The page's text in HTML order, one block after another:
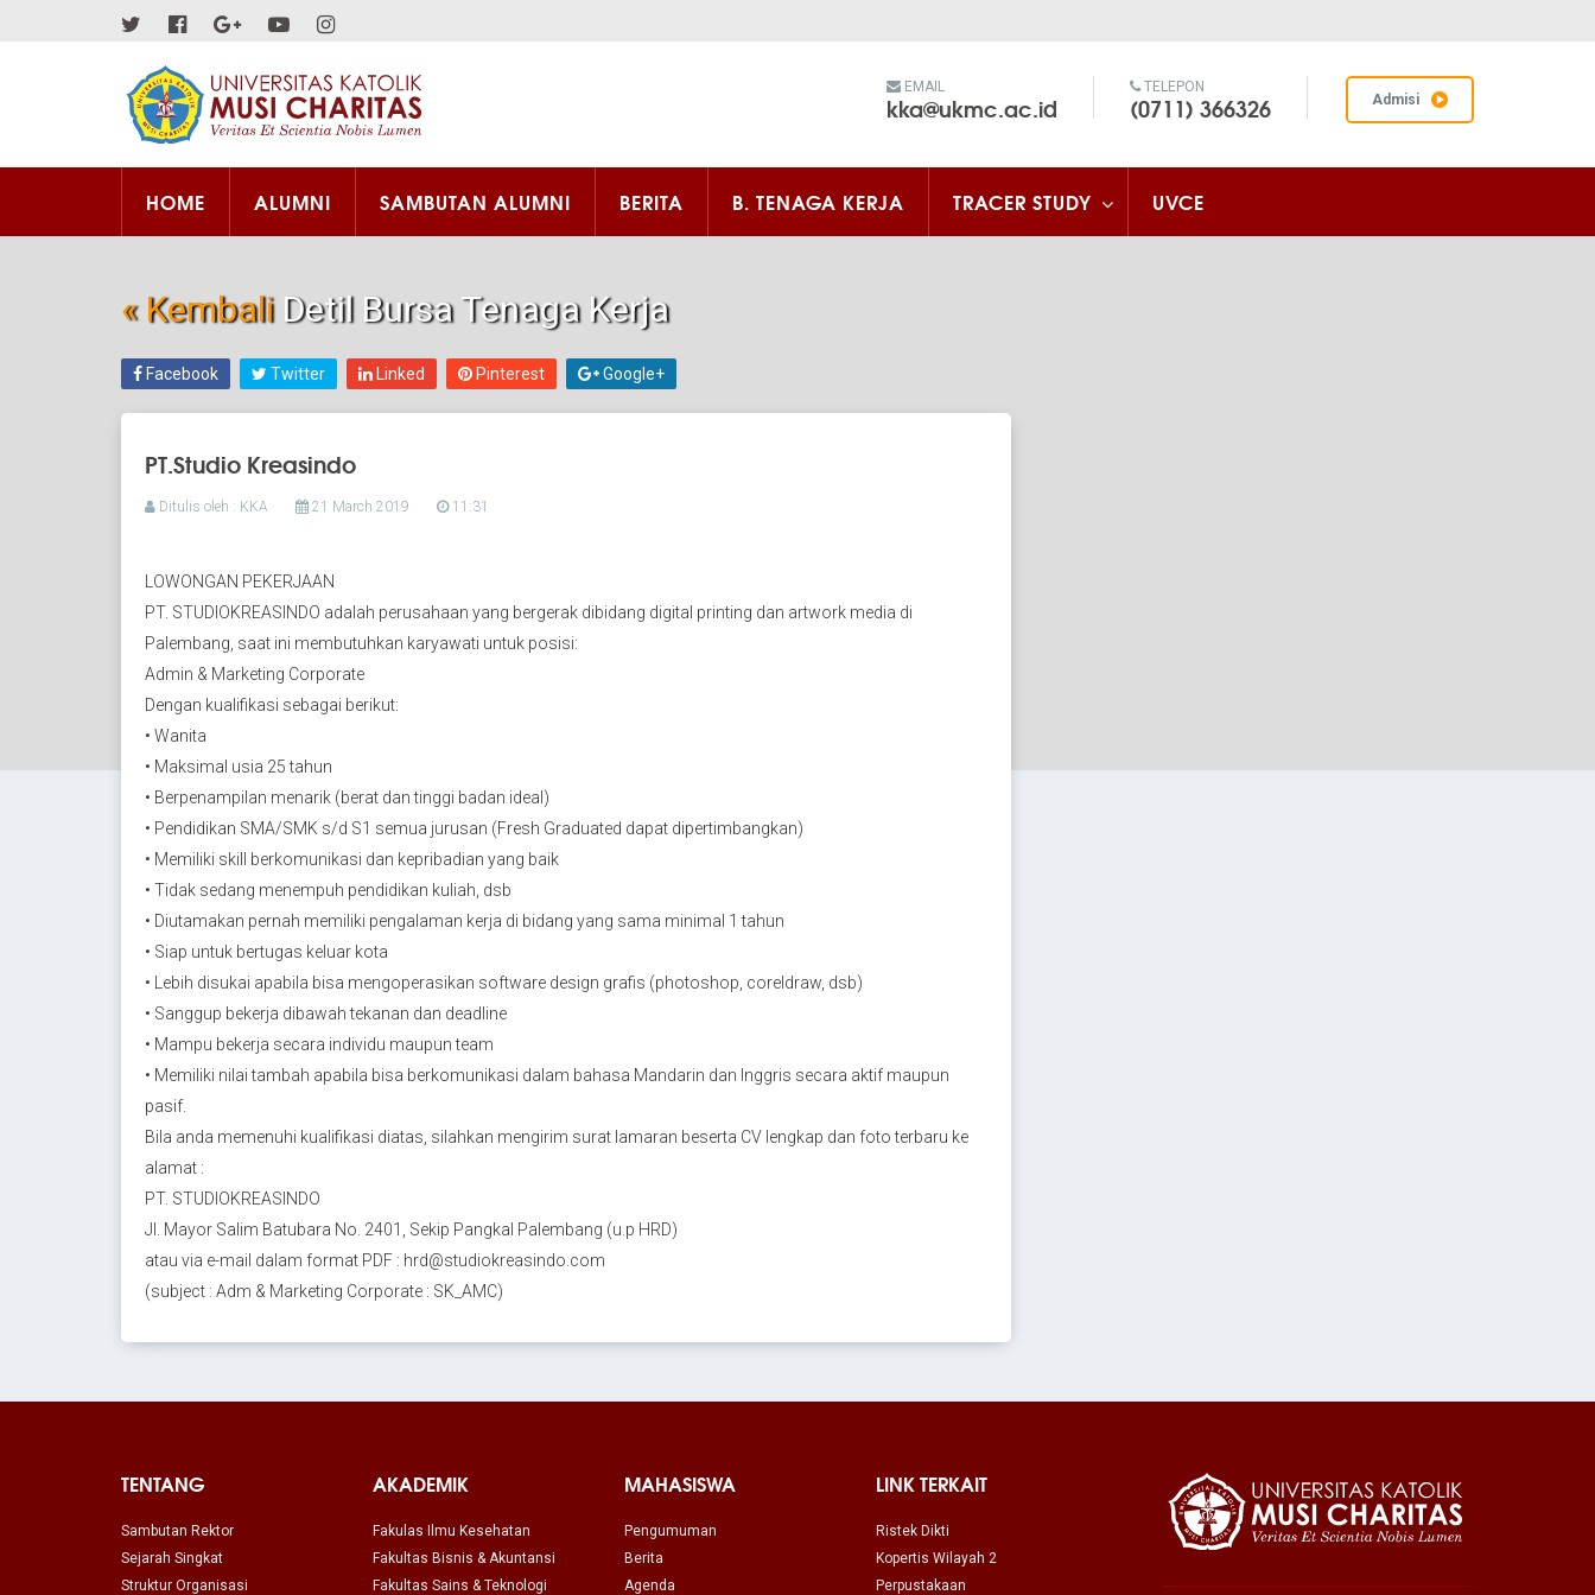
EMAIL
kka@ukmc.ac.id
TELEPON
(0711) 366326 Admisi
HOME ALUMNI SAMBUTAN ALUMNI BERITA B. TENAGA KERJA TRACER STUDY UVCE
« KembaliDetil Bursa Tenaga Kerja
Facebook Twitter Linked Pinterest Google+
PT.Studio Kreasindo
Ditulis oleh : KKA 21 March 2019 11:31
LOWONGAN PEKERJAAN
PT. STUDIOKREASINDO adalah perusahaan yang bergerak dibidang digital printing dan artwork media di
Palembang, saat ini membutuhkan karyawati untuk posisi:
Admin & Marketing Corporate
Dengan kualifikasi sebagai berikut:
• Wanita
• Maksimal usia 25 tahun
• Berpenampilan menarik (berat dan tinggi badan ideal)
• Pendidikan SMA/SMK s/d S1 semua jurusan (Fresh Graduated dapat dipertimbangkan)
• Memiliki skill berkomunikasi dan kepribadian yang baik
• Tidak sedang menempuh pendidikan kuliah, dsb
• Diutamakan pernah memiliki pengalaman kerja di bidang yang sama minimal 1 tahun
• Siap untuk bertugas keluar kota
• Lebih disukai apabila bisa mengoperasikan software design grafis (photoshop, coreldraw, dsb)
• Sanggup bekerja dibawah tekanan dan deadline
• Mampu bekerja secara individu maupun team
• Memiliki nilai tambah apabila bisa berkomunikasi dalam bahasa Mandarin dan Inggris secara aktif maupun
pasif.
Bila anda memenuhi kualifikasi diatas, silahkan mengirim surat lamaran beserta CV lengkap dan foto terbaru ke
alamat :
PT. STUDIOKREASINDO
Jl. Mayor Salim Batubara No. 2401, Sekip Pangkal Palembang (u.p HRD)
atau via e-mail dalam format PDF : hrd@studiokreasindo.com
(subject : Adm & Marketing Corporate : SK_AMC)
TENTANG
Sambutan Rektor
Sejarah Singkat
Struktur Organisasi
AKADEMIK
Fakulas Ilmu Kesehatan
Fakultas Bisnis & Akuntansi
Fakultas Sains & Teknologi
MAHASISWA
Pengumuman
Berita
Agenda
LINK TERKAIT
Ristek Dikti
Kopertis Wilayah 2
Perpustakaan